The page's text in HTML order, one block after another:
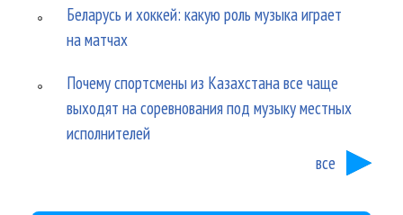
Беларусь и хоккей: какую роль музыка играет
на матчах
Почему спортсмены из Казахстана все чаще
выходят на соревнования под музыку местных
исполнителей
все